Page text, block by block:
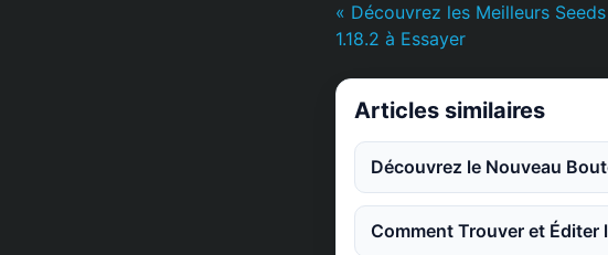
« Découvrez les Meilleurs
1.18.2 à Essayer
Articles similaires
Découvrez le Nouveau
Comment Trouver et Éditer